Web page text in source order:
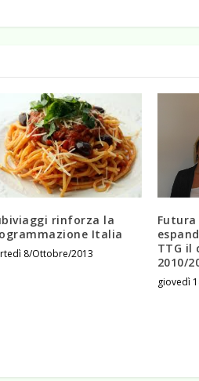
rinforza la
Italia
8/Ottobre/2013
Futura
TTG il
2010/
giovedì